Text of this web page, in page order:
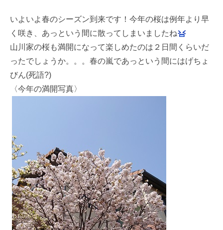
いよいよ春のシーズン到来です！今年の桜は例年より早
く咲き、あっという間に散ってしまいましたね
山川家の桜も満開になって楽しめたのは２日間くらいだ
ったでしょうか。。。春の嵐であっという間にはげちょ
びん(死語?)
〈今年の満開写真〉